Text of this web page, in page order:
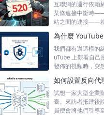
互聯網的運行依賴
某條連接中斷時
站之間的連接——
我們都有過這樣的
uTube 上觀看自己
發佈的視頻時，突
試想一家大型企業
臺。來訪者抵達後
員便會將他們引導